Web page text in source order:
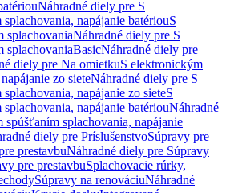
Náhradné diely pre S
napájanie batériouS
splachovaniaNáhradné diely pre S
splachovaniaBasicNáhradné diely pre
diely pre Na omietkuS elektronickým
zo sieteNáhradné diely pre S
napájanie zo sieteS
napájanie batériouNáhradné
splachovania, napájanie
diely pre PríslušenstvoSúpravy pre
prestavbuNáhradné diely pre Súpravy
pre prestavbuSplachovacie rúrky,
Súpravy na renováciuNáhradné